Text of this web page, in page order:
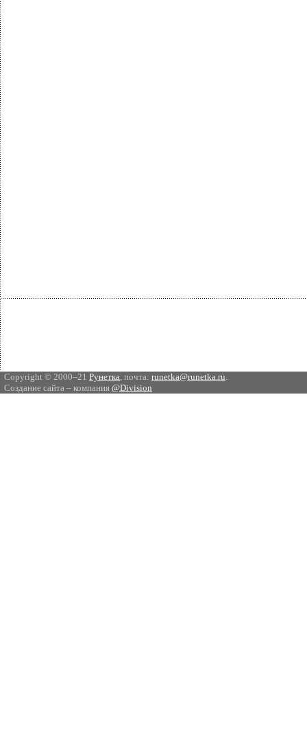
Copyright © 2000–21 Рунетка, почта: runetka@runetka.ru.
Создание сайта – компания @Division